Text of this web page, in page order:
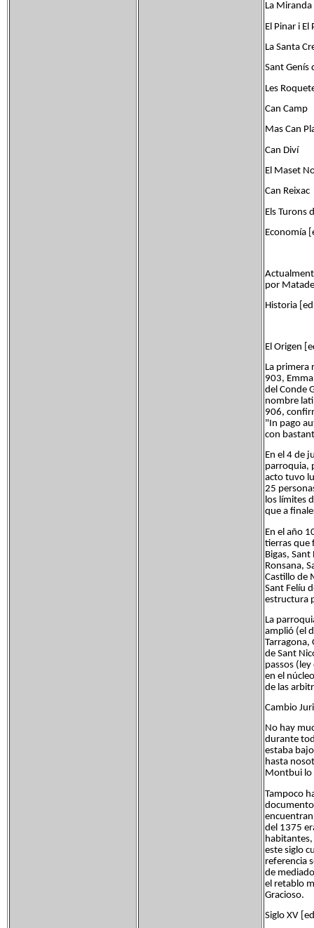
La Miranda
El Pinar i El
La Santa
Sant Genís
Les
Can Camp
Mas Can
Can Diví
El Maset
Can Reixac
Els Turons
Economía
por
Historia
El Origen
La primera
903,
del Conde
nombre
906,
"In pago
con
En el 4 de
parroquia,
acto tuvo
25
los límites
que a
En el año
tierras que
Bigas,
Ronsana,
Castillo de
Sant Felíu
estructura
La
amplió (el
Tarragona,
de Sant
passos
en el
de las
Cambio
No hay
durante
estaba
hasta
Montbui lo
Tampoco
del 1375
habitantes,
este siglo
referencia
de
el retablo
Gracioso.
Siglo XV